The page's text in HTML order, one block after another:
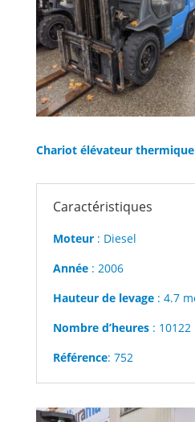
Chariot élévateur thermique
Caractéristiques
Moteur : Diesel
Année : 2006
Hauteur de levage: 4.7
Nombre d’heures: 10122
Référence: 752